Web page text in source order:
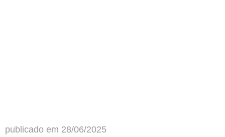
publicado em 28/06/2025